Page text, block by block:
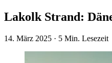
Lakolk Strand:
14. März 2025 · 5 Min. Lesezeit